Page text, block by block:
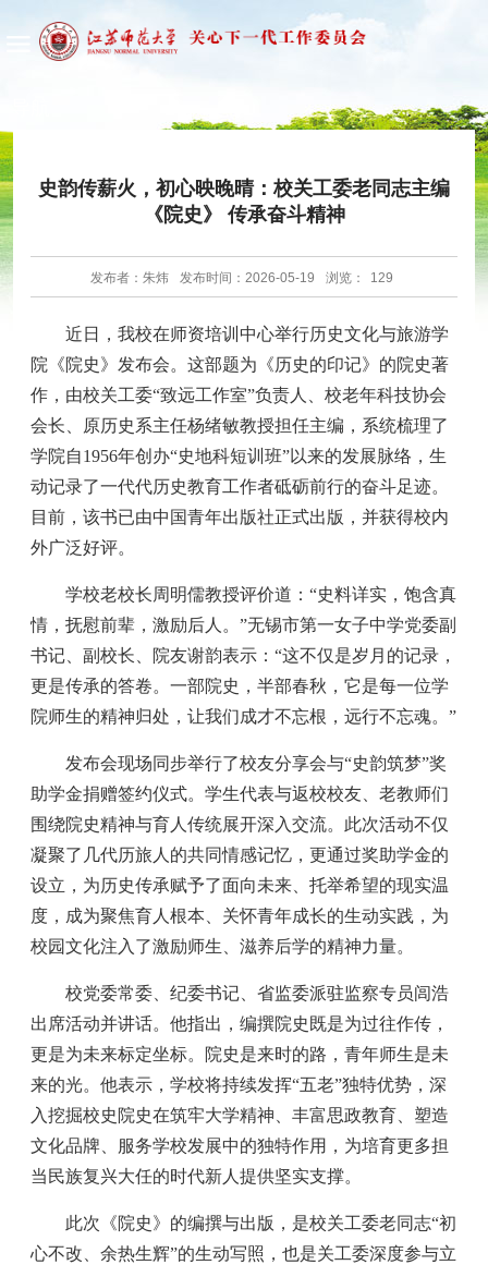
史韵传薪火，初心映晚晴：校关工委老同志主编
《院史》 传承奋斗精神
发布者：朱炜 发布时间：2026-05-19 浏览： 129
近日，我校在师资培训中心举行历史文化与旅游学
院《院史》发布会。这部题为《历史的印记》的院史著
作，由校关工委“致远工作室”负责人、校老年科技协会
会长、原历史系主任杨绪敏教授担任主编，系统梳理了
学院自1956年创办“史地科短训班”以来的发展脉络，生
动记录了一代代历史教育工作者砥砺前行的奋斗足迹。
目前，该书已由中国青年出版社正式出版，并获得校内
外广泛好评。
学校老校长周明儒教授评价道：“史料详实，饱含真
情，抚慰前辈，激励后人。”无锡市第一女子中学党委副
书记、副校长、院友谢韵表示：“这不仅是岁月的记录，
更是传承的答卷。一部院史，半部春秋，它是每一位学
院师生的精神归处，让我们成才不忘根，远行不忘魂。”
发布会现场同步举行了校友分享会与“史韵筑梦”奖
助学金捐赠签约仪式。学生代表与返校校友、老教师们
围绕院史精神与育人传统展开深入交流。此次活动不仅
凝聚了几代历旅人的共同情感记忆，更通过奖助学金的
设立，为历史传承赋予了面向未来、托举希望的现实温
度，成为聚焦育人根本、关怀青年成长的生动实践，为
校园文化注入了激励师生、滋养后学的精神力量。
校党委常委、纪委书记、省监委派驻监察专员闾浩
出席活动并讲话。他指出，编撰院史既是为过往作传，
更是为未来标定坐标。院史是来时的路，青年师生是未
来的光。他表示，学校将持续发挥“五老”独特优势，深
入挖掘校史院史在筑牢大学精神、丰富思政教育、塑造
文化品牌、服务学校发展中的独特作用，为培育更多担
当民族复兴大任的时代新人提供坚实支撑。
此次《院史》的编撰与出版，是校关工委老同志“初
心不改、余热生辉”的生动写照，也是关工委深度参与立